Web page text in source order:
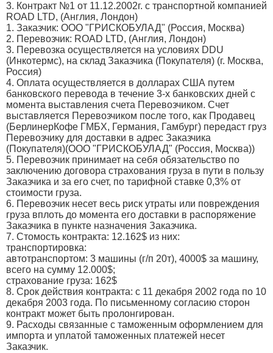
3. Контракт №1 от 11.12.2002г. с транспортной компанией
ROAD LTD, (Англия, Лондон)
1. Заказчик: ООО "ГРИСКОБУЛАД" (Россия, Москва)
2. Перевозчик: ROAD LTD, (Англия, Лондон)
3. Перевозка осуществляется на условиях DDU
(Инкотермс), на склад Заказчика (Покупателя) (г. Москва,
Россия)
4. Оплата осуществляется в долларах США путем
банковского перевода в течение 3-х банковских дней с
момента выставления счета Перевозчиком. Счет
выставляется Перевозчиком после того, как Продавец
(БерлинерКофе ГМБХ, Германия, Гамбург) передаст груз
Перевозчику для доставки в адрес Заказчика
(Покупателя)(ООО "ГРИСКОБУЛАД" (Россия, Москва))
5. Перевозчик принимает на себя обязательство по
заключению договора страхования груза в пути в пользу
Заказчика и за его счет, по тарифной ставке 0,3% от
стоимости груза.
6. Перевозчик несет весь риск утраты или повреждения
груза вплоть до момента его доставки в распоряжение
Заказчика в пункте назначения Заказчика.
7. Стомость контракта: 12.162$ из них:
транспортировка:
автотранспортом: 3 машины (г/п 20т), 4000$ за машину,
всего на сумму 12.000$;
страхование груза: 162$
8. Срок действия контракта: с 11 декабря 2002 года по 10
декабря 2003 года. По письменному согласию сторон
контракт может быть пролонгирован.
9. Расходы связанные с таможенным оформлением для
импорта и уплатой таможенных платежей несет
Заказчик.